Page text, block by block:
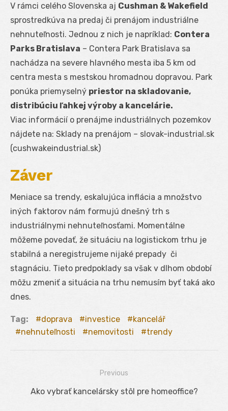
V rámci celého Slovenska aj Cushman & Wakefield
sprostredkúva na predaj či prenájom industriálne
nehnuteľnosti. Jednou z nich je napríklad: Contera
Parks Bratislava – Contera Park Bratislava sa
nachádza na severe hlavného mesta iba 5 km od
centra mesta s mestskou hromadnou dopravou. Park
ponúka priemyselný priestor na skladovanie,
distribúciu ľahkej výroby a kancelárie.
Viac informácií o prenájme industriálnych pozemkov
nájdete na: Sklady na prenájom – slovak-industrial.sk
(cushwakeindustrial.sk)
Záver
Meniace sa trendy, eskalujúca inflácia a množstvo
iných faktorov nám formujú dnešný trh s
industriálnymi nehnuteľnosťami. Momentálne
môžeme povedať, že situáciu na logistickom trhu je
stabilná a neregistrujeme nijaké prepady či
stagnáciu. Tieto predpoklady sa však v dlhom období
môžu zmeniť a situácia na trhu nemusím byť taká ako
dnes.
Tag: doprava investice
kancelář
nehnuteľnosti
nemovitosti trendy
Navigácia
Previous
Previous
Ako vybrať kancelársky stôl pre homeoffice?